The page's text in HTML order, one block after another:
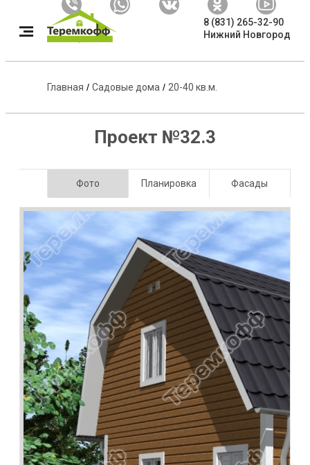
8 (831) 265-32-90
Нижний Новгород
Главная / Садовые дома / 20-40 кв.м.
Проект №32.3
Фото Планировка Фасады